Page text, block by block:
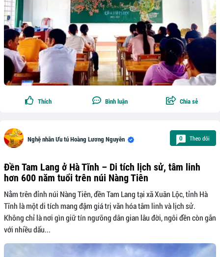
Thích Bình luận Chia sẻ
Nghệ nhân Ưu tú Hoàng Lương Nguyên 0 Theo dõi
Đền Tam Lang ở Hà Tĩnh – Di tích lịch sử, tâm linh
hơn 600 năm tuổi trên núi Nàng Tiên
Nằm trên đỉnh núi Nàng Tiên, đền Tam Lang tại xã Xuân Lộc, tỉnh Hà
Tĩnh là một di tích mang đậm giá trị văn hóa tâm linh và lịch sử.
Không chỉ là nơi gìn giữ tín ngưỡng dân gian lâu đời, ngôi đền còn gắn
với nhiều dấu...